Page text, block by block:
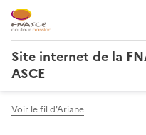
Site internet de la
ASCE
Voir le fil d'Ariane